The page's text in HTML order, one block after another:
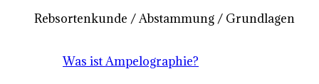
Rebsortenkunde / Abstammung / Grundlagen
Was ist Ampelographie?